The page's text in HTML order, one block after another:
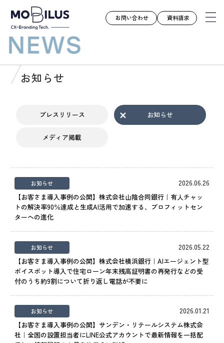
モビルスとは
導入事例
お知らせ
お役立ち資料
会社案内
採用情報
IR情報
CX向上情報サイト
お問い合わせ 資料請求
お知らせ
プレスリリース お知らせ
メディア掲載
お知らせ 2026.06.26
【お客さま導入事例の公開】株式会社山陰合同銀行｜有人チャッ
トの解決率90％達成と生成AI活用で加速する、プロフィットセン
ターへの進化
お知らせ 2026.05.22
【お客さま導入事例の公開】株式会社横浜銀行｜AIエージェント型
ボイスボット導入で住宅ローン年末残高証明書の再発行などの受
付のうち約9割について折り返し電話が不要に
お知らせ 2026.01.21
【お客さま導入事例の公開】サンデン・リテールシステム株式会
社｜全国の設置担当者にLINE公式アカウントで最新情報を一括配